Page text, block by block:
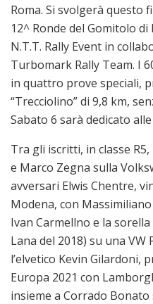
Roma. Si svolgerà questo
12^ Ronde del Gomitolo
N.T.T. Rally Event in
Turbomark Rally Team. I
in quattro prove speciali,
“Trecciolino” di 9,8 km,
Sabato 6 sarà dedicato
Tra gli iscritti, in classe
e Marco Zegna sulla
avversari Elwis Chentre,
Modena, con Massimiliano
Ivan Carmellno e la
Lana del 2018) su una
l’elvetico Kevin Gilardoni,
Europa 2021 con
insieme a Corrado Bonato